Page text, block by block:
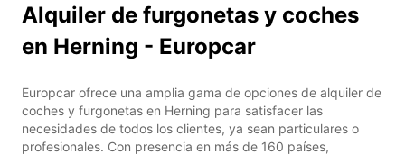
Alquiler de furgonetas y coches
en Herning - Europcar
Europcar ofrece una amplia gama de opciones de alquiler de
coches y furgonetas en Herning para satisfacer las
necesidades de todos los clientes, ya sean particulares o
profesionales. Con presencia en más de 160 países,